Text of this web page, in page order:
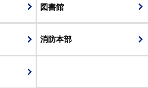
図書館
消防本部